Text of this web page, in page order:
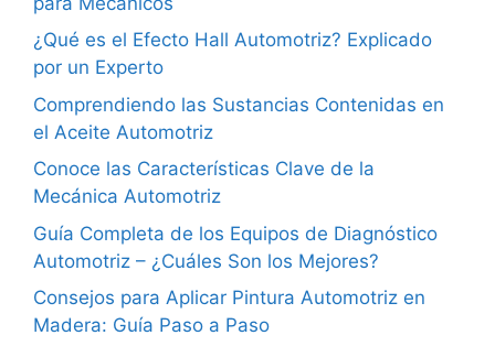
¿Qué es el Efecto Hall Automotriz? Explicado
por un Experto
Comprendiendo las Sustancias Contenidas en
el Aceite Automotriz
Conoce las Características Clave de la
Mecánica Automotriz
Guía Completa de los Equipos de Diagnóstico
Automotriz – ¿Cuáles Son los Mejores?
Consejos para Aplicar Pintura Automotriz en
Madera: Guía Paso a Paso